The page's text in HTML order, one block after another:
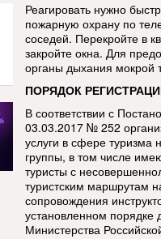
Реагировать нужно
пожарную охрану по
соседей. Перекройте в
закройте окна. Для
органы дыхания мокрой
ПОРЯДОК
В соответствии с
03.03.2017 № 252
услуги в сфере туризма
группы, в том числе
туристы с
туристским маршрутам
сопровождения
установленном
Министерства